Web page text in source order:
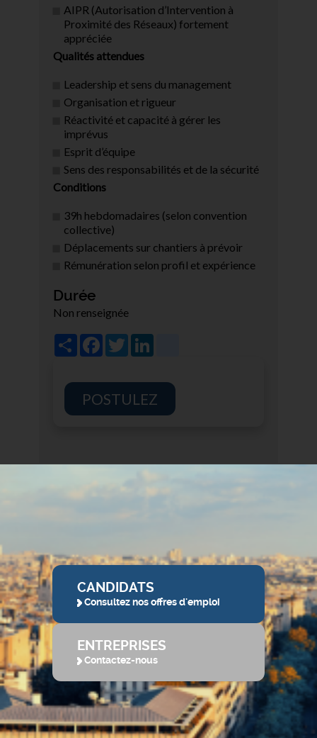
AIPR (Autorisation d’Intervention à
Proximité des Réseaux) fortement
appréciée
Qualités attendues
Leadership et sens du management
Organisation et rigueur
Réactivité et capacité à gérer les
imprévus
Esprit d’équipe
Sens des responsabilités et de la sécurité
Conditions
39h hebdomadaires (selon convention
collective)
Déplacements sur chantiers à prévoir
Rémunération selon profil et expérience
Durée
Non renseignée
Share Facebook
Twitter
POSTULEZ
CANDIDATS
Consultez nos offres d'emploi
ENTREPRISES
Contactez-nous